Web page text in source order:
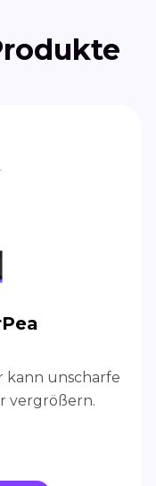
kann unscharfe
vergrößern.